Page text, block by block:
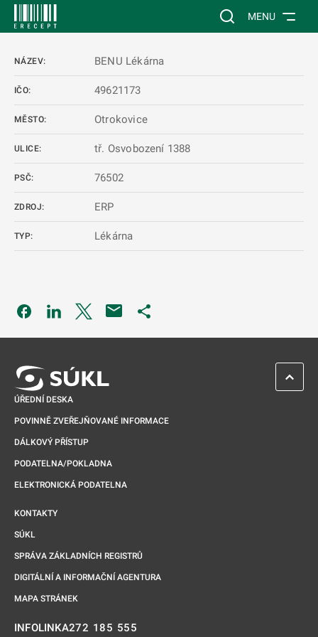
Vyhledávání na
MENU
NÁZEV: BENU Lékárna
IČO: 49621173
MĚSTO: Otrokovice
ULICE: tř. Osvobození 1388
PSČ: 76502
ZDROJ: ERP
TYP: Lékárna
Odkaz se otevře na nové kartě
Odkaz se otevře na nové kartě
Odkaz se otevře na nové kartě
ÚŘEDNÍ DESKA
POVINNĚ ZVEŘEJŇOVANÉ INFORMACE
DÁLKOVÝ PŘÍSTUP
PODATELNA/POKLADNA
ELEKTRONICKÁ PODATELNA
KONTAKTY
SÚKL
SPRÁVA ZÁKLADNÍCH REGISTRŮ
DIGITÁLNÍ A INFORMAČNÍ AGENTURA
MAPA STRÁNEK
INFOLINKA272 185 555
ZPĚT